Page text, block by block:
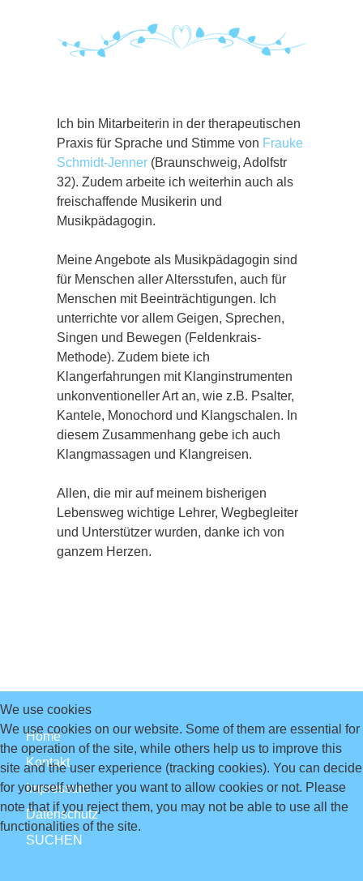
Ich bin Mitarbeiterin in der therapeutischen
Praxis für Sprache und Stimme von Frauke
Schmidt-Jenner (Braunschweig, Adolfstr
32). Zudem arbeite ich weiterhin auch als
freischaffende Musikerin und
Musikpädagogin.
Meine Angebote als Musikpädagogin sind
für Menschen aller Altersstufen, auch für
Menschen mit Beeinträchtigungen. Ich
unterrichte vor allem Geigen, Sprechen,
Singen und Bewegen (Feldenkrais-
Methode). Zudem biete ich
Klangerfahrungen mit Klanginstrumenten
unkonventioneller Art an, wie z.B. Psalter,
Kantele, Monochord und Klangschalen. In
diesem Zusammenhang gebe ich auch
Klangmassagen und Klangreisen.
Allen, die mir auf meinem bisherigen
Lebensweg wichtige Lehrer, Wegbegleiter
und Unterstützer wurden, danke ich von
ganzem Herzen.
Home
Kontakt
Impressum
Datenschutz
SUCHEN
We use cookies
We use cookies on our website. Some of them are essential for
the operation of the site, while others help us to improve this
site and the user experience (tracking cookies). You can decide
for yourself whether you want to allow cookies or not. Please
note that if you reject them, you may not be able to use all the
functionalities of the site.